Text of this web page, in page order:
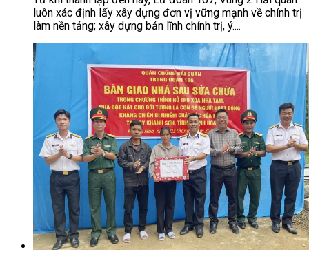
luôn xác định lấy xây dựng đơn vị vững mạnh về chính trị
làm nền tảng; xây dựng bản lĩnh chính trị, ý....